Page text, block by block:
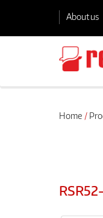
About us
Home